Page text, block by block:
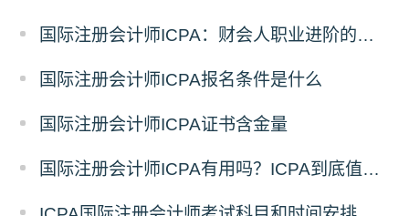
国际注册会计师ICPA：财会人职业进阶的助力
国际注册会计师ICPA报名条件是什么
国际注册会计师ICPA证书含金量
国际注册会计师ICPA有用吗？ICPA到底值不值得考